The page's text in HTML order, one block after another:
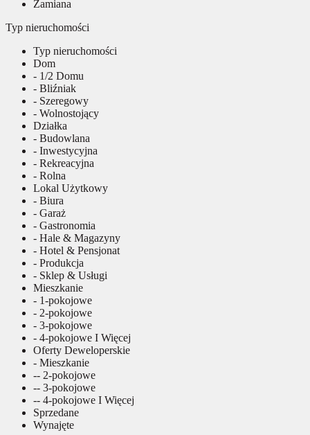
Zamiana
Typ nieruchomości
Typ nieruchomości
Dom
- 1/2 Domu
- Bliźniak
- Szeregowy
- Wolnostojący
Działka
- Budowlana
- Inwestycyjna
- Rekreacyjna
- Rolna
Lokal Użytkowy
- Biura
- Garaż
- Gastronomia
- Hale & Magazyny
- Hotel & Pensjonat
- Produkcja
- Sklep & Usługi
Mieszkanie
- 1-pokojowe
- 2-pokojowe
- 3-pokojowe
- 4-pokojowe I Więcej
Oferty Deweloperskie
- Mieszkanie
-- 2-pokojowe
-- 3-pokojowe
-- 4-pokojowe I Więcej
Sprzedane
Wynajęte